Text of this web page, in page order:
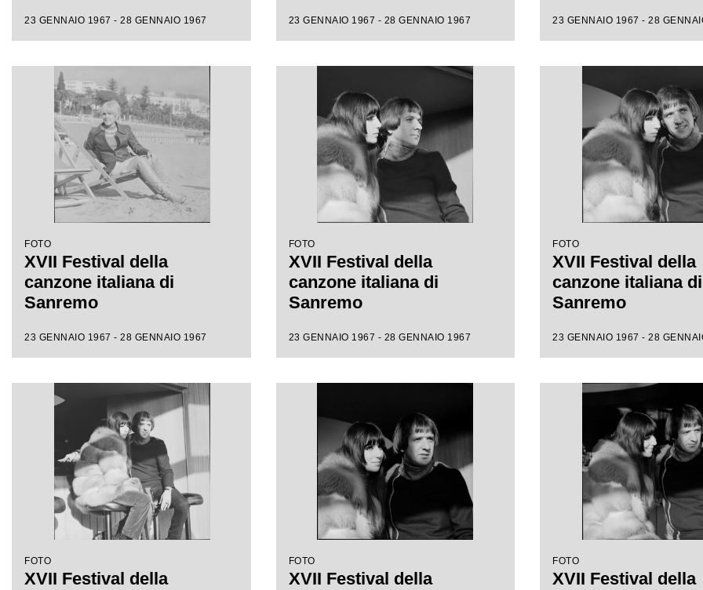
23 GENNAIO 1967 - 28 GENNAIO 1967 23 GENNAIO 1967 - 28 GENNAIO 1967 23 GENNAIO 1967 - 28
FOTO
XVII Festival della
canzone italiana di
Sanremo
23 GENNAIO 1967 - 28 GENNAIO 1967
FOTO
XVII Festival della
canzone italiana di
Sanremo
23 GENNAIO 1967 - 28 GENNAIO 1967
FOTO
XVII Festival della
canzone italiana di
Sanremo
23 GENNAIO 1967 - 28
FOTO
XVII Festival della
FOTO
XVII Festival della
FOTO
XVII Festival della